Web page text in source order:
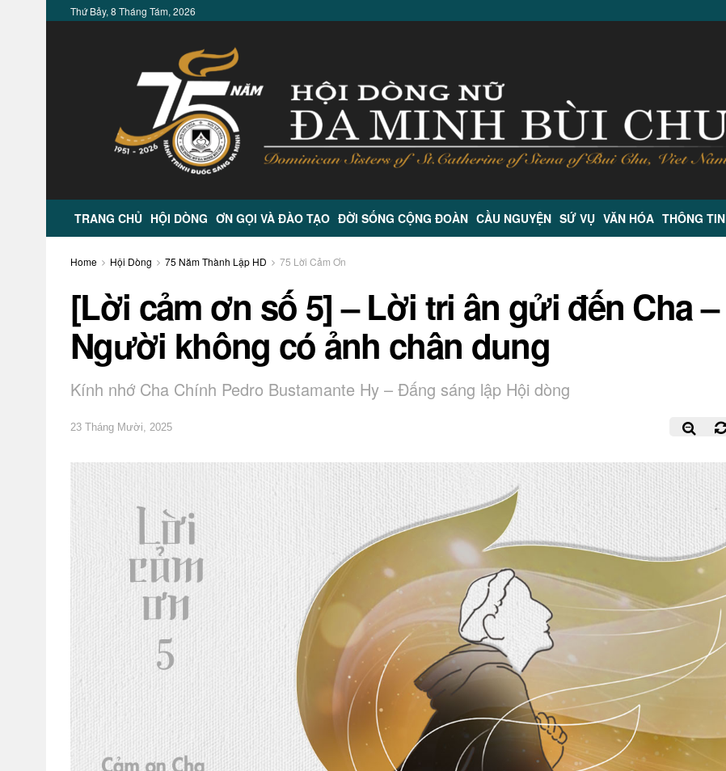
Thứ Bảy, 8 Tháng Tám, 2026
TRANG CHỦ HỘI DÒNG ƠN GỌI VÀ ĐÀO TẠO ĐỜI SỐNG CỘNG ĐOÀN CẦU NGUYỆN SỨ VỤ VĂN HÓA THÔNG TIN
Home Hội Dòng 75 Năm Thành Lập HD 75 Lời Cảm Ơn
[Lời cảm ơn số 5] – Lời tri ân gửi đến Cha –
Người không có ảnh chân dung
Kính nhớ Cha Chính Pedro Bustamante Hy – Đấng sáng lập Hội dòng
23 Tháng Mười, 2025